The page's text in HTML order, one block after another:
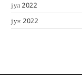
јул 2022
јун 2022